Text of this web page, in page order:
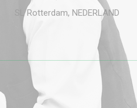
SL Rotterdam, NEDERLAND